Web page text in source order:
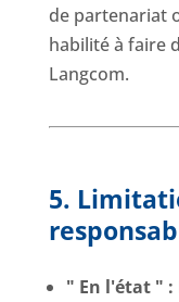
de partenariat
habilité à faire
Langcom.
5.
" En l'état " :